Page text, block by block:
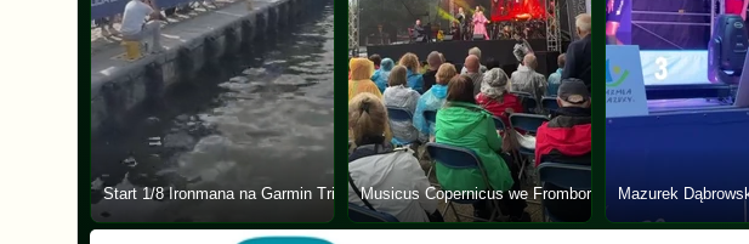
Start 1/8 Ironmana na Garmin Triathlon TourMusicus Copernicus we Fromborku Mazurek